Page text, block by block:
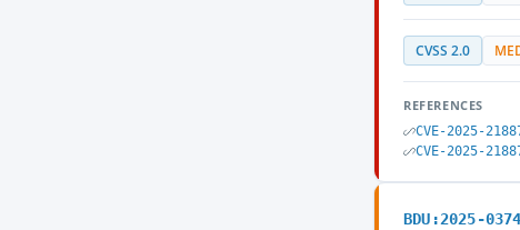
CVSS 2.0
REFERENCES
CVE-2025-
CVE-2025-
BDU:2025-